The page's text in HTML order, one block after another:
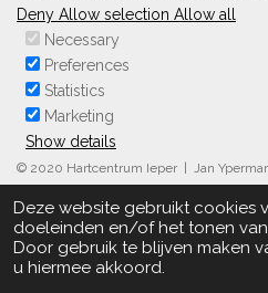
Deze website gebruikt cookies
doeleinden en/of het tonen
Door gebruik te blijven maken
u hiermee akkoord.
Deny Allow selection Allow all
Necessary
Preferences
Statistics
Marketing
Show details
© 2020 Hartcentrum Ieper | Jan
by:
Digital Taylor